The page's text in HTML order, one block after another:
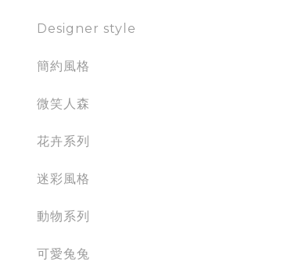
Designer style
簡約風格
微笑人森
花卉系列
迷彩風格
動物系列
可愛兔兔